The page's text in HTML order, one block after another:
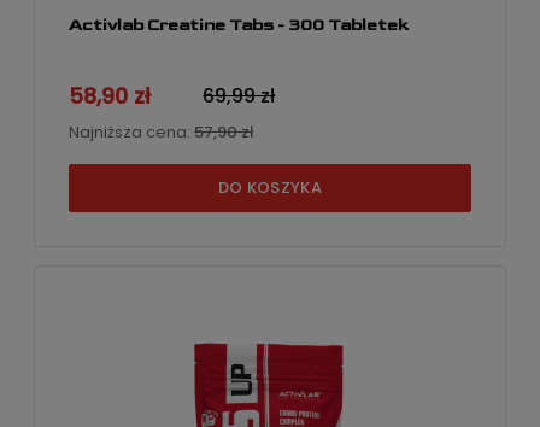
Activlab Creatine Tabs - 300 Tabletek
58,90 zł 69,99 zł
Najniższa cena: 57,90 zł
DO KOSZYKA